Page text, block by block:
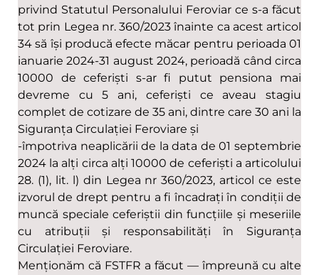
privind Statutul Personalului Feroviar ce s-a făcut
tot prin Legea nr. 360/2023 înainte ca acest articol
34 să își producă efecte măcar pentru perioada 01
ianuarie 2024-31 august 2024, perioadă când circa
10000 de ceferiști s-ar fi putut pensiona mai
devreme cu 5 ani, ceferiști ce aveau stagiu
complet de cotizare de 35 ani, dintre care 30 ani la
Siguranța Circulației Feroviare și
-împotriva neaplicării de la data de 01 septembrie
2024 la alți circa alți 10000 de ceferiști a articolului
28. (1), lit. l) din Legea nr 360/2023, articol ce este
izvorul de drept pentru a fi încadrați în condiții de
muncă speciale ceferiștii din funcțiile și meseriile
cu atribuții și responsabilități în Siguranța
Circulației Feroviare.
Menționăm că FSTFR a făcut — împreună cu alte